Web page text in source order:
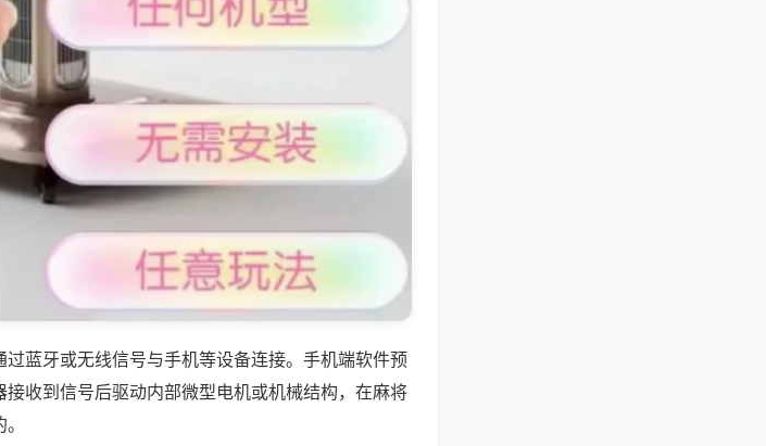
蓝牙或无线信号与手机等设备连接。手机端软件预
收到信号后驱动内部微型电机或机械结构，在麻将